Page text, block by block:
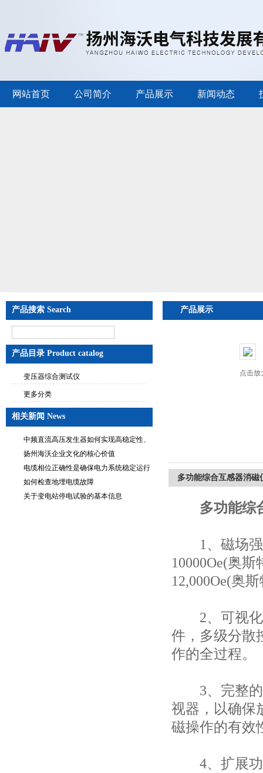
网站首页 公司简介 产品展示 新闻动态
产品搜索 Search
产品目录 Product catalog
变压器综合测试仪
更多分类
相关新闻 News
中频直流高压发生器如何实现高稳定性、
低纹波与便携式设计？
扬州海沃企业文化的核心价值
电缆相位正确性是确保电力系统稳定运行
的重要措施
如何检查地埋电缆故障
关于变电站停电试验的基本信息
产品展示
点击放
多功能综合互感器消磁
多功能综
1、磁场强
10000Oe(奥
12,000Oe(奥
2、可视化
件，多级分散
作的全过程。
3、完整的
视器，以确保
磁操作的有效
4、扩展功